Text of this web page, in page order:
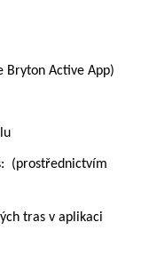
Bryton Active App)
(prostřednictvím
tras v aplikaci